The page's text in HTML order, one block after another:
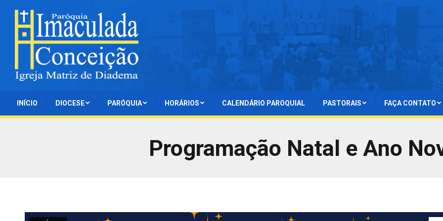
INÍCIO DIOCESE PARÓQUIA HORÁRIOS CALENDÁRIO PAROQUIAL PASTORAIS FAÇA CONTATO
Programação Natal e Ano